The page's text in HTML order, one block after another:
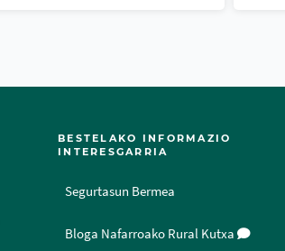
BESTELAKO INFORMAZIO
INTERESGARRIA
Segurtasun Bermea
Bloga Nafarroako Rural Kutxa